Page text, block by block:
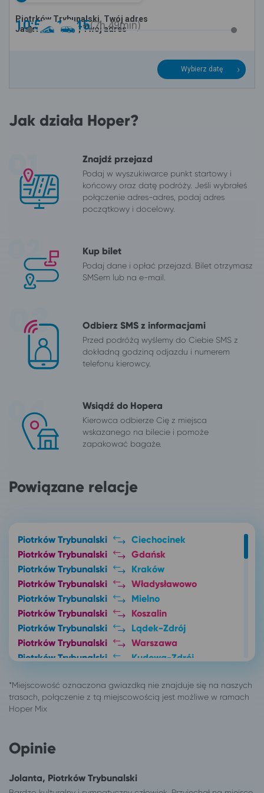
Piotrków Trybunalski, Twój adres
Jastrzębia Góra, Twój adres
10:56 -18:45 7h49min
Wybierz datę
Jak działa Hoper?
Znajdź przejazd
Podaj w wyszukiwarce punkt startowy i
końcowy oraz datę podróży. Jeśli wybrałeś
połączenie adres-adres, podaj adres
początkowy i docelowy.
Kup bilet
Podaj dane i opłać przejazd. Bilet otrzymasz
SMSem lub na e-mail.
Odbierz SMS z informacjami
Przed podróżą wyślemy do Ciebie SMS z
dokładną godziną odjazdu i numerem
telefonu kierowcy.
Wsiądź do Hopera
Kierowca odbierze Cię z miejsca
wskazanego na bilecie i pomoże
zapakować bagaże.
Powiązane relacje
Piotrków Trybunalski
Ciechocinek
Piotrków Trybunalski
Gdańsk
Piotrków Trybunalski
Kraków
Piotrków Trybunalski
Władysławowo
Piotrków Trybunalski
Mielno
Piotrków Trybunalski
Koszalin
Piotrków Trybunalski
Lądek-Zdrój
Piotrków Trybunalski
Warszawa
Piotrków Trybunalski
Kudowa-Zdrój
Piotrków Trybunalski
Kłodzko
Piotrków Trybunalski
Solec-Zdrój
315 miejscowości
Częstochowa
Ełk
Jastrzębia Góra
Jastrzębia Góra
Suwałki
Opinie
Jolanta, Piotrków Trybunalski